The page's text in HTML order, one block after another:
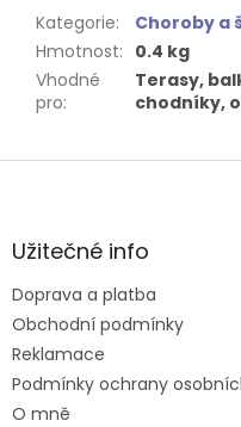
Kategorie:
Choroby a
Hmotnost: 0.4 kg
Vhodné
pro:
Terasy,
chodníky,
Z
aUžitečné info
Doprava a platba
Obchodní podmínky
Reklamace
Podmínky ochrany
O mně